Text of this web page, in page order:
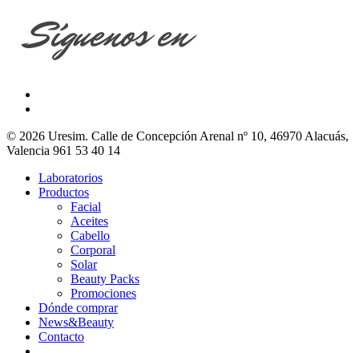
© 2026 Uresim. Calle de Concepción Arenal nº 10, 46970 Alacuás,
Valencia 961 53 40 14
Laboratorios
Productos
Facial
Aceites
Cabello
Corporal
Solar
Beauty Packs
Promociones
Dónde comprar
News&Beauty
Contacto